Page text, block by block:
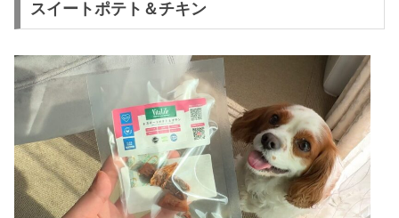
スイートポテト＆チキン